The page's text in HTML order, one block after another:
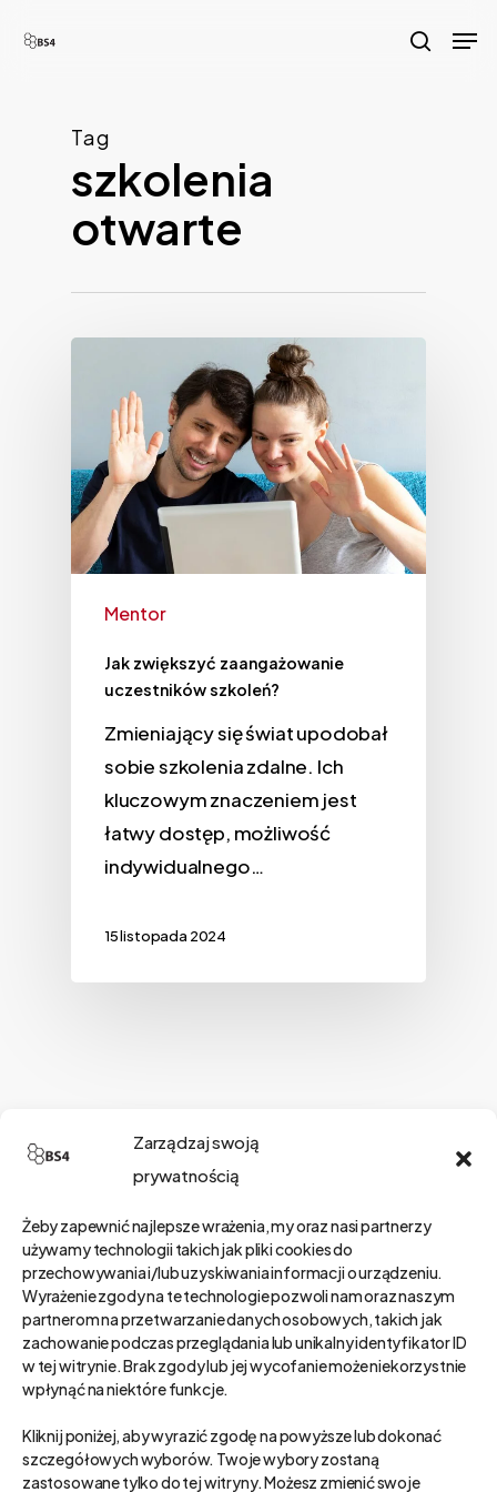
Zarządzaj swoją
prywatnością
Żeby zapewnić najlepsze wrażenia, my oraz nasi partnerzy
używamy technologii takich jak pliki cookies do
przechowywania i/lub uzyskiwania informacji o urządzeniu.
Wyrażenie zgody na te technologie pozwoli nam oraz naszym
partnerom na przetwarzanie danych osobowych, takich jak
zachowanie podczas przeglądania lub unikalny identyfikator ID
w tej witrynie. Brak zgody lub jej wycofanie może niekorzystnie
wpłynąć na niektóre funkcje.
Kliknij poniżej, aby wyrazić zgodę na powyższe lub dokonać
szczegółowych wyborów. Twoje wybory zostaną
zastosowane tylko do tej witryny. Możesz zmienić swoje
search
Tag
szkolenia
otwarte
Mentor
Jak zwiększyć zaangażowanie
uczestników szkoleń?
Zmieniający się świat upodobał
sobie szkolenia zdalne. Ich
kluczowym znaczeniem jest
łatwy dostęp, możliwość
indywidualnego…
15 listopada 2024
Kategorie
Kategorie
Wybierz Kategoria